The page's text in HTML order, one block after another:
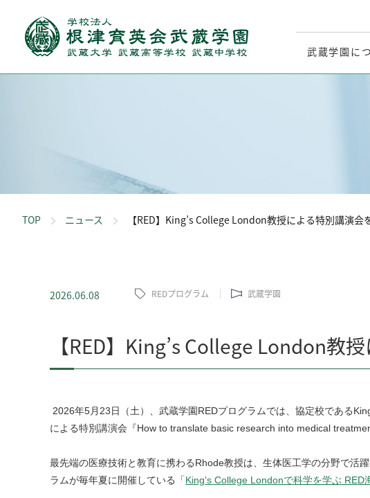
武蔵学園に
TOP ニュース 【RED】King’s College London教授による特別講演会
2026.06.08 REDプログラム 武蔵学園
【RED】King’s College London教
2026年5月 23日（土）、武蔵学園REDプログラムでは、協定校である
による特別講演会『How to translate basic research into medical
最先端の医療技術と教育に携わるRhode教授は、生体医工学の分野で活
ラムが毎年夏に開催している「King's College Londonで科学を学ぶ RED